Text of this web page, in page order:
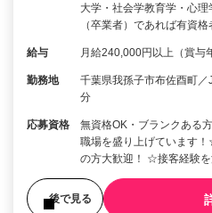
大学・社会学教育学・心
（卒業者）であれば有資
給与 月給240,000円以上（賞与
勤務地
千葉県我孫子市布佐酉町
分
応募資格
無資格OK・ブランクあ
職場を盛り上げています
の方大歓迎！ ☆接客経験
後で見る